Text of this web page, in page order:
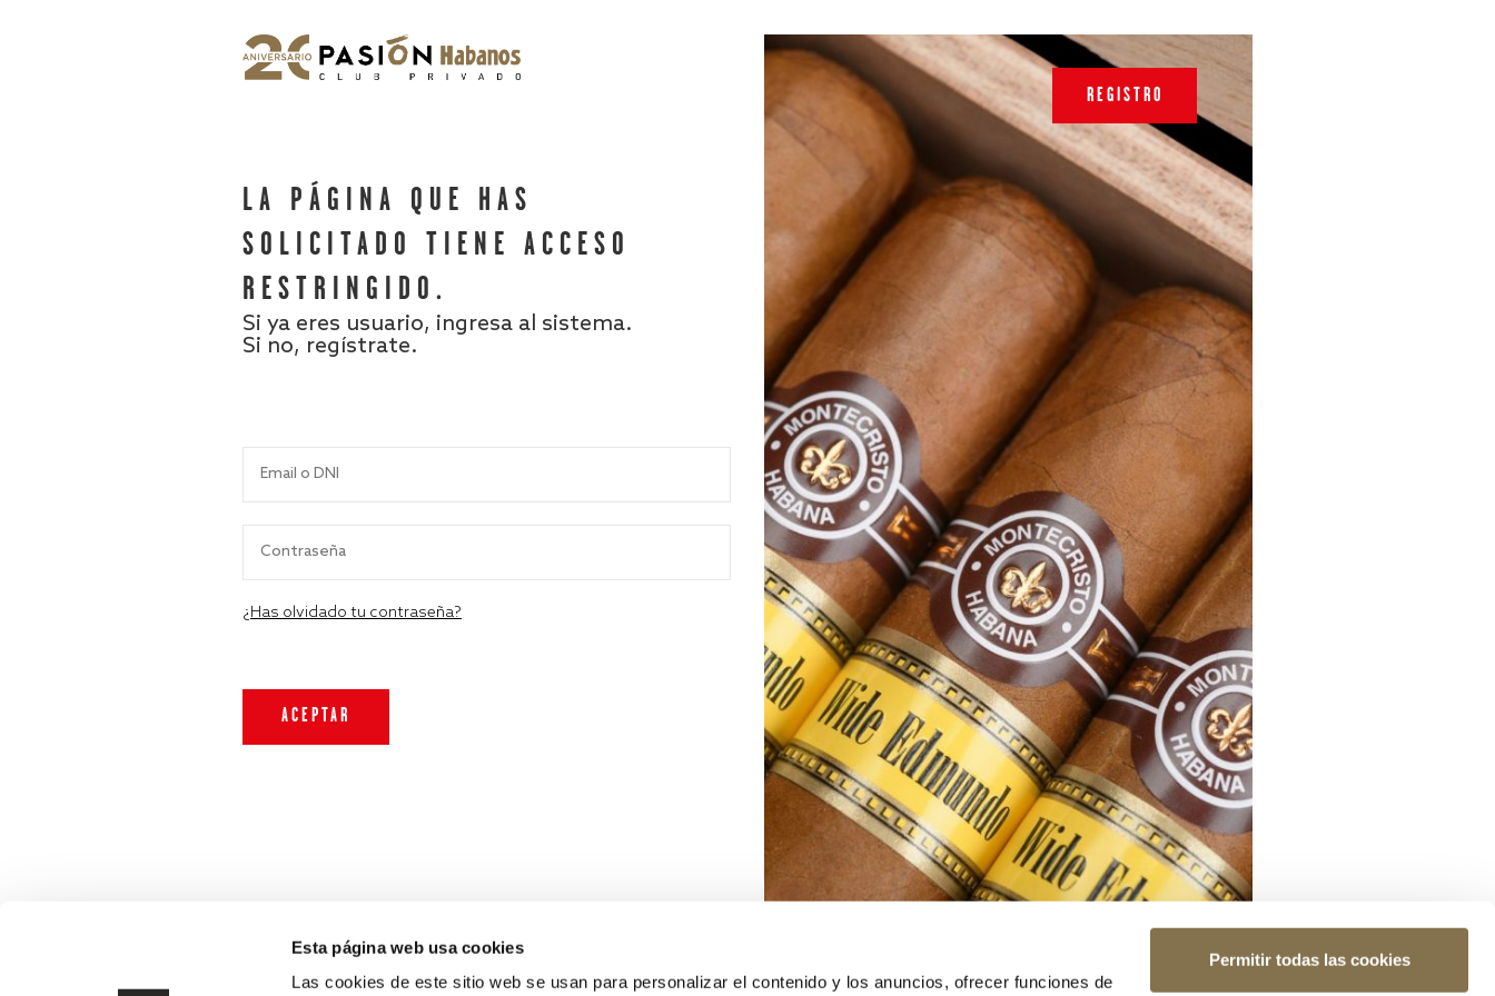
Esta página web usa cookies
Las cookies de este sitio web se usan para personalizar el contenido y los anuncios, ofrecer funciones de
Permitir todas las cookies
LA PÁGINA QUE HAS
SOLICITADO TIENE ACCESO
RESTRINGIDO.
Si ya eres usuario, ingresa al sistema.
Si no, regístrate.
¿Has olvidado tu contraseña?
REGISTRO